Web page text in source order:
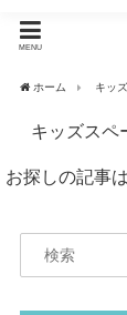
MENU
ホーム キッ
キッズスペ
お探しの記事